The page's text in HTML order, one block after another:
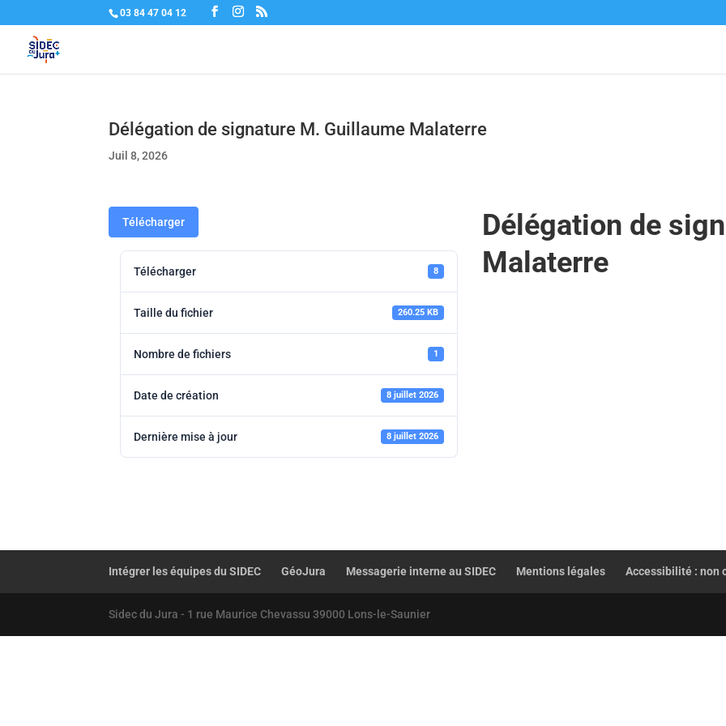
03 84 47 04 12
Délégation de signature M. Guillaume Malaterre
Juil 8, 2026
Télécharger
Télécharger 8
Taille du fichier 260.25 KB
Nombre de fichiers 1
Date de création 8 juillet 2026
Dernière mise à jour 8 juillet 2026
Délégation de
Malaterre
Intégrer les équipes du SIDEC GéoJura Messagerie interne au SIDEC Mentions légales Accessibilité : non
Sidec du Jura - 1 rue Maurice Chevassu 39000 Lons-le-Saunier